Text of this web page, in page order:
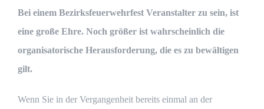
Kontakt
Bei einem Bezirksfeuerwehrfest Veranstalter zu sein, ist
eine große Ehre. Noch größer ist wahrscheinlich die
organisatorische Herausforderung, die es zu bewältigen
gilt.
Wenn Sie in der Vergangenheit bereits einmal an der